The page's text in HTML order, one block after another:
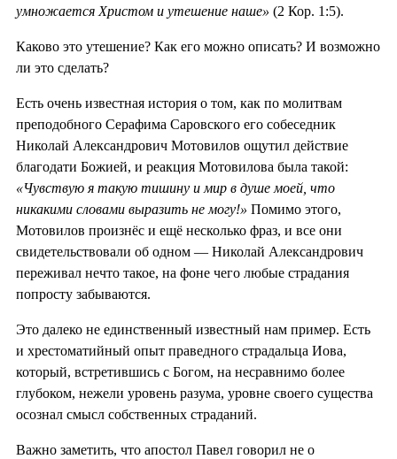
умножается Христом и утешение наше» (2 Кор. 1:5).
Каково это утешение? Как его можно описать? И возможно
ли это сделать?
Есть очень известная история о том, как по молитвам
преподобного Серафима Саровского его собеседник
Николай Александрович Мотовилов ощутил действие
благодати Божией, и реакция Мотовилова была такой:
«Чувствую я такую тишину и мир в душе моей, что
никакими словами выразить не могу!» Помимо этого,
Мотовилов произнёс и ещё несколько фраз, и все они
свидетельствовали об одном — Николай Александрович
переживал нечто такое, на фоне чего любые страдания
попросту забываются.
Это далеко не единственный известный нам пример. Есть
и хрестоматийный опыт праведного страдальца Иова,
который, встретившись с Богом, на несравнимо более
глубоком, нежели уровень разума, уровне своего существа
осознал смысл собственных страданий.
Важно заметить, что апостол Павел говорил не о